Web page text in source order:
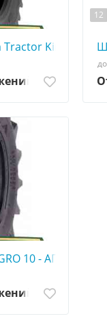
Tractor King -
12
10 - АГРОШИНА